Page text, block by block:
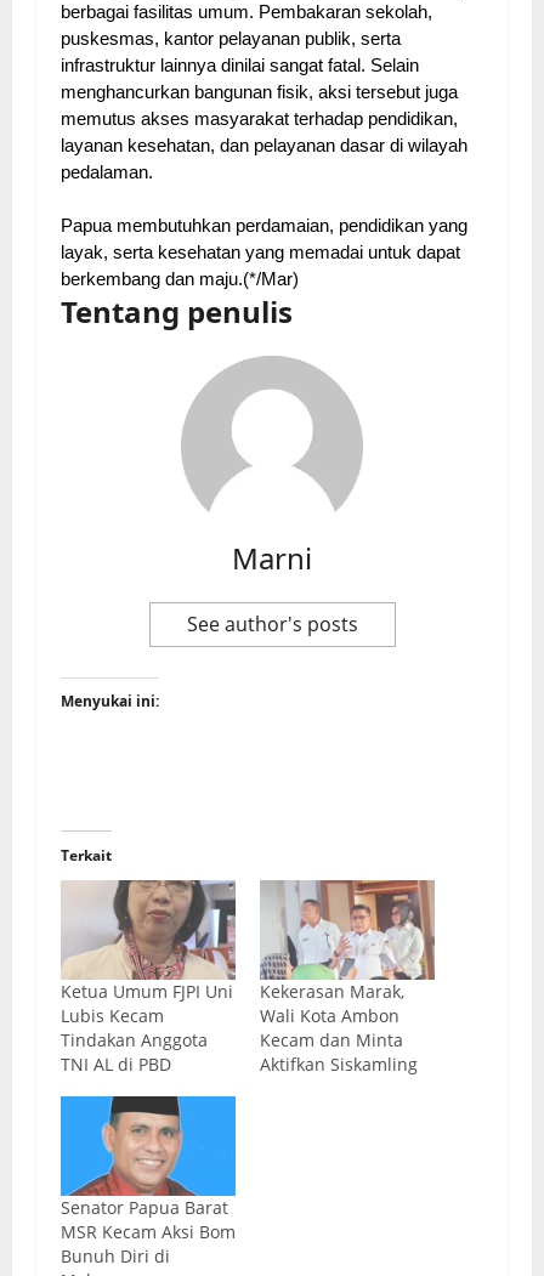
berbagai fasilitas umum. Pembakaran sekolah,
puskesmas, kantor pelayanan publik, serta
infrastruktur lainnya dinilai sangat fatal. Selain
menghancurkan bangunan fisik, aksi tersebut juga
memutus akses masyarakat terhadap pendidikan,
layanan kesehatan, dan pelayanan dasar di wilayah
pedalaman.
Papua membutuhkan perdamaian, pendidikan yang
layak, serta kesehatan yang memadai untuk dapat
berkembang dan maju.(*/Mar)
Tentang penulis
Marni
See author's posts
Menyukai ini:
Terkait
Ketua Umum FJPI Uni
Lubis Kecam
Tindakan Anggota
TNI AL di PBD
Kekerasan Marak,
Wali Kota Ambon
Kecam dan Minta
Aktifkan Siskamling
Senator Papua Barat
MSR Kecam Aksi Bom
Bunuh Diri di